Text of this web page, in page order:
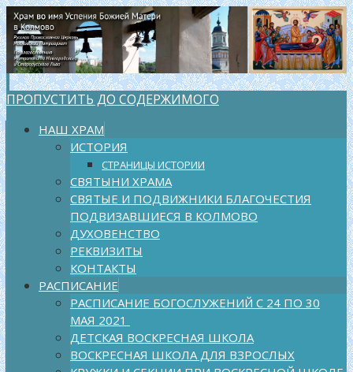
ПРОПУСТИТЬ ДО СОДЕРЖИМОГО
НАШ ХРАМ
ИСТОРИЯ
СТРАНИЦЫ ИСТОРИИ
СВЯТЫНИ ХРАМА
СВЯТЫЕ И ПОДВИЖНИКИ БЛАГОЧЕСТИЯ
ПОДВИЗАВШИЕСЯ В КОЛМОВО
ДУХОВЕНСТВО
РЕКВИЗИТЫ
КОНТАКТЫ
РАСПИСАНИЕ
РАСПИСАНИЕ БОГОСЛУЖЕНИЙ С 24 ПО 30
МАЯ 2021
ДЕТСКАЯ ВОСКРЕСНАЯ ШКОЛА
ВОСКРЕСНАЯ ШКОЛА ДЛЯ ВЗРОСЛЫХ